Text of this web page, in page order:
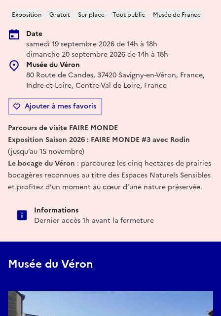
Exposition Gratuit Sur place Tout public Musée de France
Date
samedi 19 septembre 2026 de 14h à 18h
dimanche 20 septembre 2026 de 14h à 18h
Musée du Véron
80 Route de Candes, 37420 Savigny-en-Véron, France,
Indre-et-Loire, Centre-Val de Loire, France
Ajouter à mes favoris
Parcours de visite FAIRE MONDE
Exposition Saison 2026 : FAIRE MONDE #3 avec Rodin
(jusqu’au 15 novembre)
Le bocage du Véron : parcourez les cinq hectares de prairies
bocagères reconnues au titre des Espaces Naturels Sensibles
et profitez d’un moment au cœur d’une nature préservée.
Informations
Dernier accès 1h avant la fermeture
Musée du Véron